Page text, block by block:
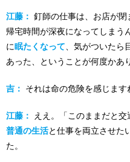
江藤： 釘師の仕事は、お店が閉
帰宅時間が深夜になってしまう
に眠たくなって 、気がついた
あった、ということが何度かあ
吉： それは命の危険を感じます
江藤：
ええ。「このままだと交
普通の生活と仕事を両立させた
た。